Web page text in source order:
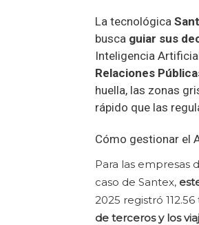
La tecnológica
busca guiar sus
Inteligencia
Relaciones
huella, las zonas
rápido que las
Cómo gestionar el
Para las empresas
caso de Santex,
2025 registró
de terceros y los